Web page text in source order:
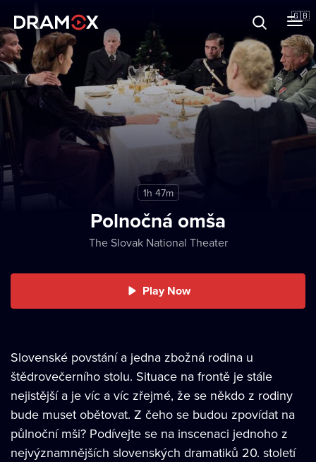
🇬🇧
Vouchers
Register
1h 47m
Polnočná omša
The Slovak National Theater
Play Now
Slovenské povstání a jedna zbožná rodina u
štědrovečerního stolu. Situace na frontě je stále
nejistější a je víc a víc zřejmé, že se někdo z rodiny
bude muset obětovat. Z čeho se budou zpovídat na
půlnoční mši? Podívejte se na inscenaci jednoho z
nejvýznamnějších slovenských dramatiků 20. století